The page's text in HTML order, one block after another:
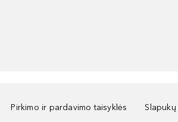
Pirkimo ir pardavimo taisyklės